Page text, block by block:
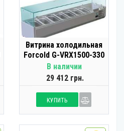
Витрина холодильная
Forcold G-VRX1500-330
В наличии
29 412 грн.
КУПИТЬ